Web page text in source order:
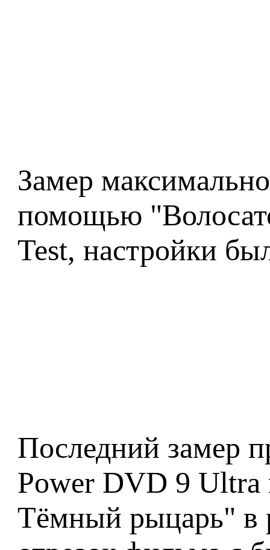
Замер
помощью
Test, настройки
Последний замер
Power DVD 9 Ultra
Тёмный рыцарь" в